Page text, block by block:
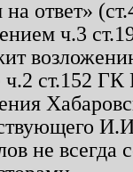
на ответ»
ч.3
ст.152
не